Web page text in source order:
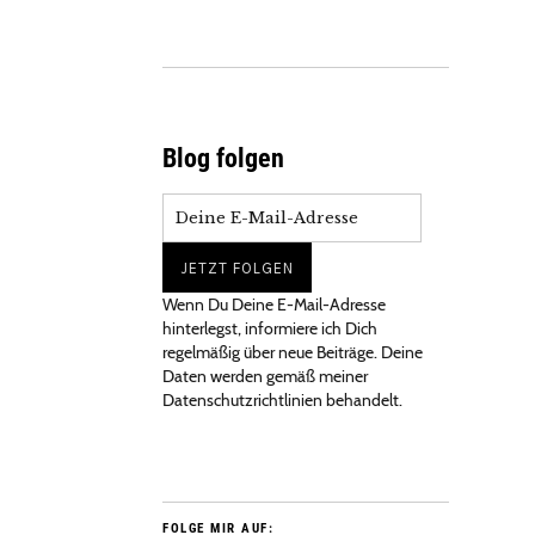
Blog folgen
Wenn Du Deine E-Mail-Adresse
hinterlegst, informiere ich Dich
regelmäßig über neue Beiträge. Deine
Daten werden gemäß meiner
Datenschutzrichtlinien behandelt.
FOLGE MIR AUF: